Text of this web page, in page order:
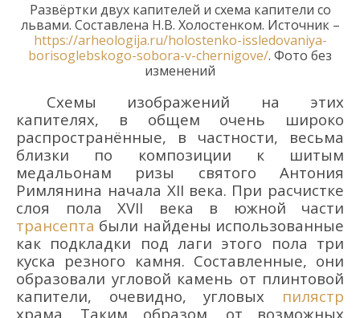
Развёртки двух капителей и схема капители со
львами. Составлена Н.В. Холостенком. Источник –
https://arheologija.ru/holostenko-issledovaniya-
borisoglebskogo-sobora-v-chernigove/. Фото без
изменений
Схемы изображений на этих
капителях, в общем очень широко
распространённые, в частности, весьма
близки по композиции к шитым
медальонам ризы святогоАнтония
Римлянина начала XII века. При расчистке
слоя пола XVII века в южной части
трансепта были найдены использованные
как подкладки под лаги этого пола три
куска резного камня. Составленные, они
образовали угловой камень от плинтовой
капители, очевидно, угловых пилястр
храма
Таким образом, от возможных